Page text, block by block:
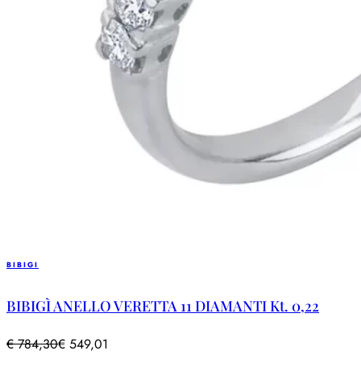
BIBIGI
BIBIGÌ ANELLO VERETTA 11 DIAMANTI Kt. 0,22
€784,30€ 549,01